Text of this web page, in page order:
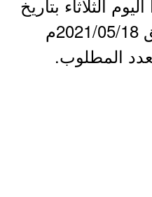
الثلاثاء بتاريخ
1442/10/06هـ الموافق 2021/05/18م
المطلوب.